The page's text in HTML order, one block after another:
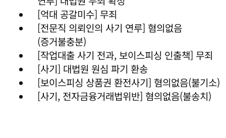
[억대 공갈미수] 무죄
[전문직 의뢰인의 사기 연루] 혐의없음
(증거불충분)
[작업대출 사기 전과, 보이스피싱 인출책] 무죄
[사기] 대법원 원심 파기 환송
[보이스피싱 상품권 환전사기] 혐의없음(불기소)
[사기, 전자금융거래법위반] 혐의없음(불송치)